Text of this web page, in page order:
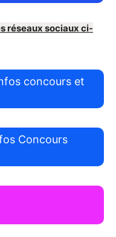
réseaux sociaux ci-
concours et
Concours